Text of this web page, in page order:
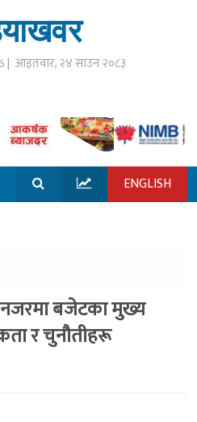
| आइतवार, २४ साउन २०८३
ENGLISH
बजेटका मुख्य
र चुनौतीहरू